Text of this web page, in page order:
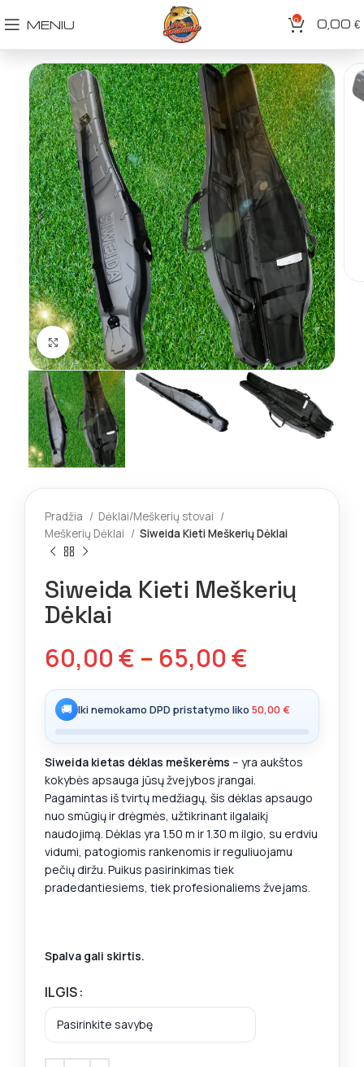
MENIU 0 0,00 €
Spustelėkite norėdami padidinti
Pradžia
Dėklai/Meškerių stovai
Meškerių Dėklai
Siweida Kieti Meškerių Dėklai
Siweida Kieti Meškerių
Dėklai
60,00€ – 65,00€
🚚 Iki nemokamo DPD pristatymo liko 50,00€
Siweida kietas dėklas meškerėms – yra aukštos
kokybės apsauga jūsų žvejybos įrangai.
Pagamintas iš tvirtų medžiagų, šis dėklas apsaugo
nuo smūgių ir drėgmės, užtikrinant ilgalaikį
naudojimą. Dėklas yra 1.50 m ir 1.30 m ilgio, su erdviu
vidumi, patogiomis rankenomis ir reguliuojamu
pečių diržu. Puikus pasirinkimas tiek
pradedantiesiems, tiek profesionaliems žvejams.
Spalva gali skirtis.
ILGIS